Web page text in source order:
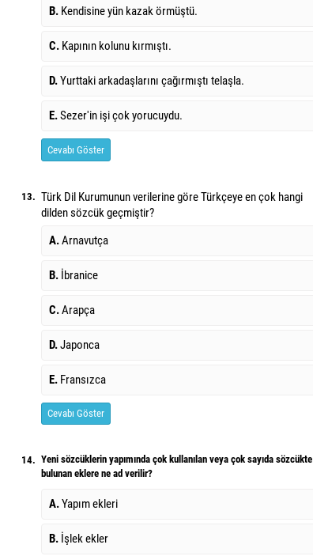
B. Kendisine yün kazak örmüştü.
C. Kapının kolunu kırmıştı.
D.Yurttaki arkadaşlarını çağırmıştı telaşla.
E.Sezer'in işi çok yorucuydu.
Cevabı Göster
13. Türk Dil Kurumunun verilerine göre Türkçeye en çok hangi
dilden sözcük geçmiştir?
A.Arnavutça
B. İbranice
C.Arapça
D.Japonca
E. Fransızca
Cevabı Göster
14. Yeni sözcüklerin yapımında çok kullanılan veya çok sayıda sözcükte
bulunan eklere ne ad verilir?
A.Yapım ekleri
B. İşlek ekler